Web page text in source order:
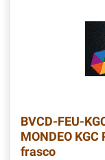
BVCD-FEU-
MONDEO
frasco